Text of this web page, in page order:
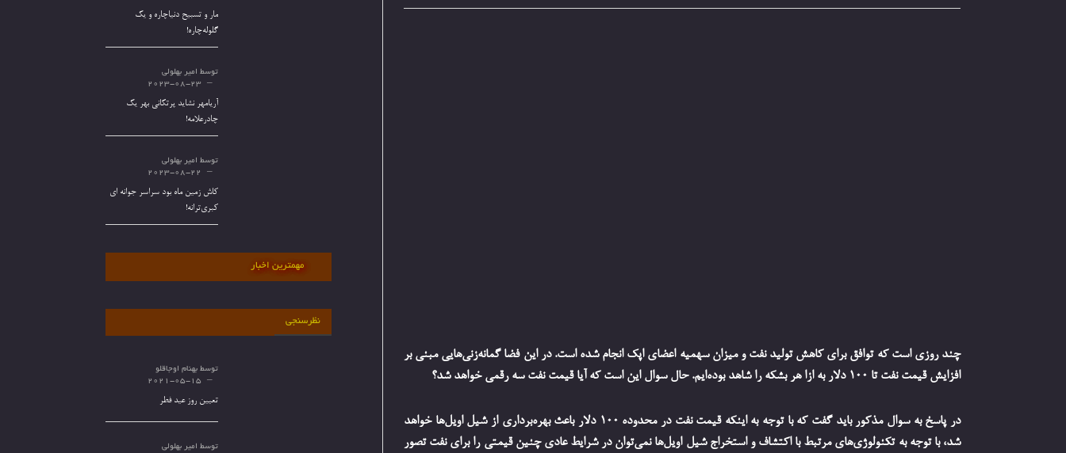
چند روزی است که توافق برای کاهش تولید نفت و میزان سهمیه اعضای اپک انجام شده است. در این فضا گمانه‌زنی‌هایی مبنی بر
افزایش قیمت نفت تا 100 دلار به ازا هر بشکه را شاهد بوده‌ایم. حال سوال این است که آیا قیمت نفت سه رقمی خواهد شد؟
در پاسخ به سوال مذکور باید گفت که با توجه به اینکه قیمت نفت در محدوده 100 دلار باعث بهره‌برداری از شیل اویل‌ها خواهد
شد، با توجه به تکنولوژی‌های مرتبط با اکتشاف و استخراج شیل اویل‌ها نمی‌توان در شرایط عادی چنین قیمتی را برای نفت تصور
مار و تسبیح دنیاچاره و یک
گلوله‌چاره!
توسط امیر بهلولی
2023-08-23
آریامهر نشاید پرتکانی بهر یک
چادرعلامه!
توسط امیر بهلولی
2023-08-22
کاش زمین ماه بود سراسر جوانه ای
کبری‌ترانه!
مهمترین اخبار
نظرسنجی
توسط بهنام اوجاقلو
2021-05-15
تعیین روز عید فطر
توسط امیر بهلولی